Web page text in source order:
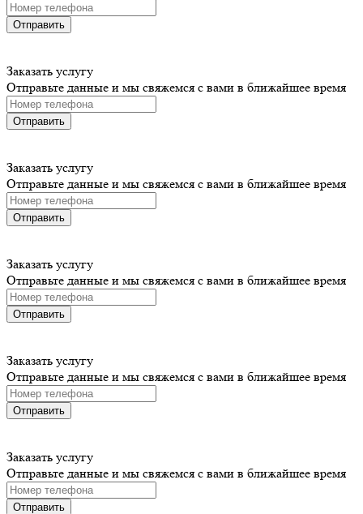
Отправить
Заказать услугу
Отправьте данные и мы свяжемся с вами в ближайшее время
Отправить
Заказать услугу
Отправьте данные и мы свяжемся с вами в ближайшее время
Отправить
Заказать услугу
Отправьте данные и мы свяжемся с вами в ближайшее время
Отправить
Заказать услугу
Отправьте данные и мы свяжемся с вами в ближайшее время
Отправить
Заказать услугу
Отправьте данные и мы свяжемся с вами в ближайшее время
Отправить